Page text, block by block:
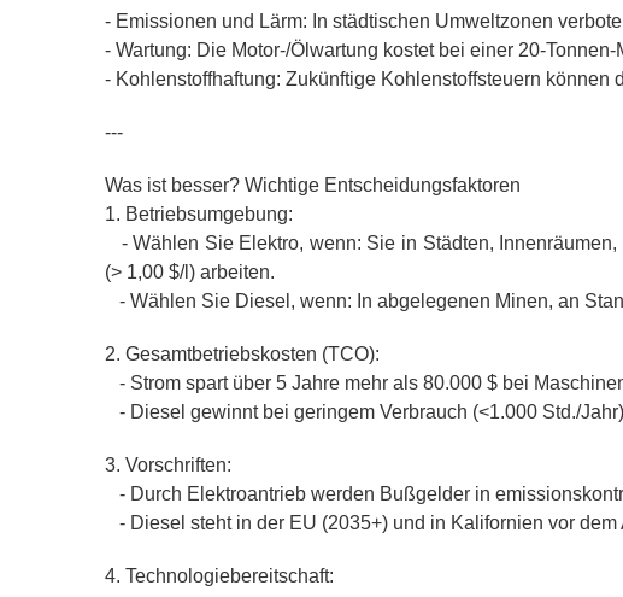
- Emissionen und Lärm: In städtischen Umweltzonen
- Wartung: Die Motor-/Ölwartung kostet bei einer 20-
- Kohlenstoffhaftung: Zukünftige Kohlenstoffsteuern können
---
Was ist besser? Wichtige Entscheidungsfaktoren
1. Betriebsumgebung:
- Wählen Sie Elektro, wenn: Sie in Städten,
(> 1,00 $/l) arbeiten.
- Wählen Sie Diesel, wenn: In abgelegenen Minen, an
2. Gesamtbetriebskosten (TCO):
- Strom spart über 5 Jahre mehr als 80.000 $ bei
- Diesel gewinnt bei geringem Verbrauch (<1.000 Std./
3. Vorschriften:
- Durch Elektroantrieb werden Bußgelder in
- Diesel steht in der EU (2035+) und in Kalifornien vor dem
4. Technologiebereitschaft: